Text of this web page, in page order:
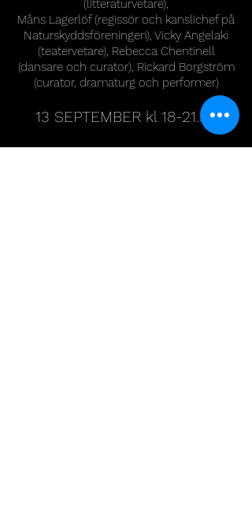
(litteraturvetare),
Måns Lagerlöf (regissör och kanslichef på
Naturskyddsföreningen), Vicky Angelaki
(teatervetare), Rebecca Chentinell
(dansare och curator), Rickard Borgström
(curator, dramaturg och performer)
13 SEPTEMBER kl 18-21.30